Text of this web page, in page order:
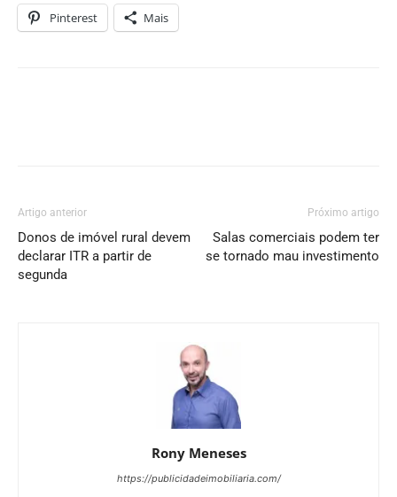
Pinterest Mais
Artigo anterior
Donos de imóvel rural devem
declarar ITR a partir de
segunda
Próximo artigo
Salas comerciais podem ter
se tornado mau investimento
Rony Meneses
https://publicidadeimobiliaria.com/